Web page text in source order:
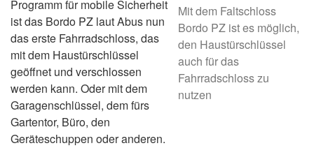
Mit dem Faltschloss
Bordo PZ ist es möglich,
den Haustürschlüssel
auch für das
Fahrradschloss zu
nutzen
Programm für mobile Sicherheit
ist das Bordo PZ laut Abus nun
das erste Fahrradschloss, das
mit dem Haustürschlüssel
geöffnet und verschlossen
werden kann. Oder mit dem
Garagenschlüssel, dem fürs
Gartentor, Büro, den
Geräteschuppen oder anderen.